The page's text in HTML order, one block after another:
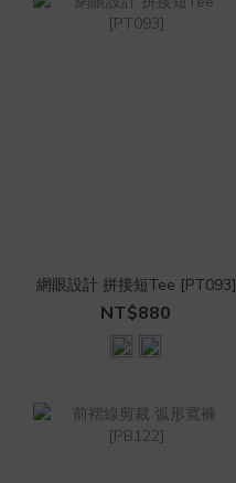
網眼設計 拼接短Tee [PT093]
NT$880